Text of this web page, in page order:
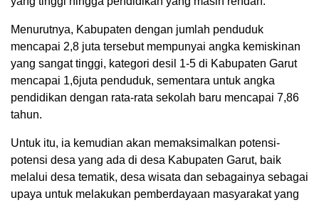
Menurutnya, Kabupaten dengan jumlah penduduk
mencapai 2,8 juta tersebut mempunyai angka kemiskinan
yang sangat tinggi, kategori desil 1-5 di Kabupaten Garut
mencapai 1,6juta penduduk, sementara untuk angka
pendidikan dengan rata-rata sekolah baru mencapai 7,86
tahun.
Untuk itu, ia kemudian akan memaksimalkan potensi-
potensi desa yang ada di desa Kabupaten Garut, baik
melalui desa tematik, desa wisata dan sebagainya sebagai
upaya untuk melakukan pemberdayaan masyarakat yang